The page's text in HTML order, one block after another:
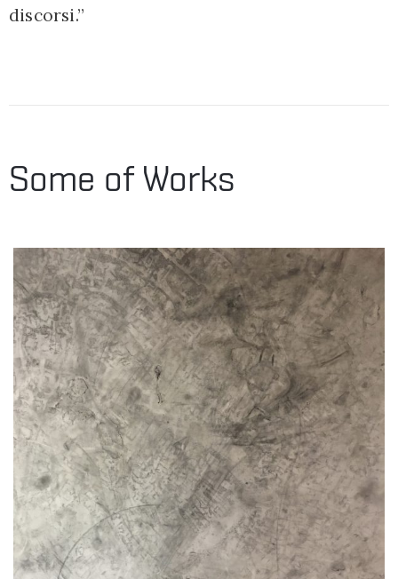
discorsi.”
Some of Works